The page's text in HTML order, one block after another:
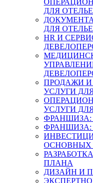
ДЛЯ
ДЛЯ
HR И
ПРОДАЖИ И
УСЛУГИ
УСЛУГИ
ФРАНШИЗА:
ФРАНШИЗА:
ОСНОВНЫХ
ПЛАНА
ДИЗАЙН И